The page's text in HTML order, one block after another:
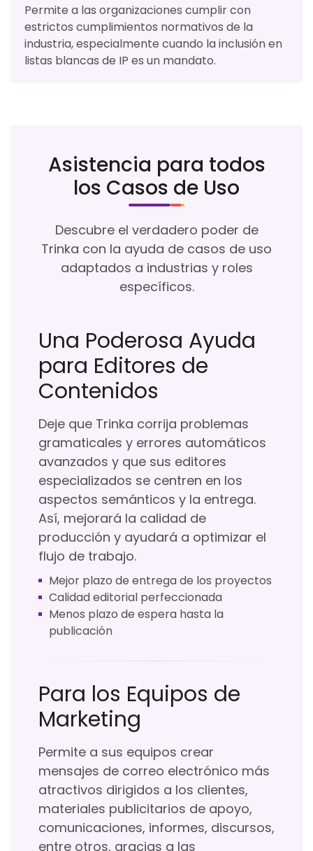
Permite a las organizaciones cumplir con
estrictos cumplimientos normativos de la
industria, especialmente cuando la inclusión en
listas blancas de IP es un mandato.
Asistencia para todos
los Casos de Uso
Descubre el verdadero poder de
Trinka con la ayuda de casos de uso
adaptados a industrias y roles
específicos.
Una Poderosa Ayuda
para Editores de
Contenidos
Deje que Trinka corrija problemas
gramaticales y errores automáticos
avanzados y que sus editores
especializados se centren en los
aspectos semánticos y la entrega.
Así, mejorará la calidad de
producción y ayudará a optimizar el
flujo de trabajo.
Mejor plazo de entrega de los proyectos
Calidad editorial perfeccionada
Menos plazo de espera hasta la
publicación
Para los Equipos de
Marketing
Permite a sus equipos crear
mensajes de correo electrónico más
atractivos dirigidos a los clientes,
materiales publicitarios de apoyo,
comunicaciones, informes, discursos,
entre otros, gracias a las